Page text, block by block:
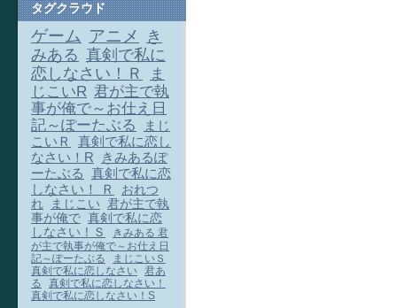
タグクラウド
ゲーム アニメ
き
みある 真剣で私に
恋しなさい！Ｒ
ま
じこいR 君が主で執
事が俺で～お仕え日
記～ぽーたぶる
まじ
こいＲ
真剣で私に恋し
なさい！R
きみあるぽ
ーたぶる 真剣で私に恋
しなさい！ Ｒ
おれつ
れ
まじこい 君が主で執
事が俺で 真剣で私に恋
しなさい！Ｓ
きみある 君
が主で執事が俺で～お仕え日
記～ぽーたぶる
まじこいＳ
真剣で私に恋しなさい 君あ
る
真剣で私に恋しなさい！
真剣で私に恋しなさい！S